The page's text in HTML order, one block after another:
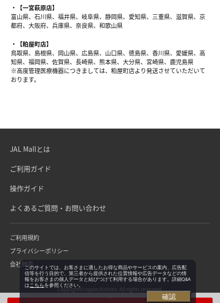
【一宮萩原店】
富山県、石川県、福井県、岐阜県、静岡県、愛知県、三重県、滋賀県、京
都府、大阪府、兵庫県、奈良県、和歌山県
【粕屋町店】
鳥取県、島根県、岡山県、広島県、山口県、徳島県、香川県、愛媛県、高
知県、福岡県、佐賀県、長崎県、熊本県、大分県、宮崎県、鹿児島県
※高度管理医療機器につきましては、粕屋町店より発送させていただいて
おります。
JAL Mallとは
ご利用ガイド
操作ガイド
よくあるご質問・お問い合わせ
ご利用規約
プライバシーポリシー
会社概要
Copyright©Japan Airlines. All rights reserved.
このサイトでは、お客さまに適したお得な商品やサービスの案内、広告配
信等を行う目的で、第三者から提供された位置情報や広告データなどの情
報をお客さまの個人データと結びつけて利用する場合があります。詳細Q&A
は こちらを参照ください。
確認